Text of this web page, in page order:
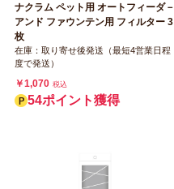
ナクラム ペット用 オートフィーダ－
アンド ファウンテン用 フィルター 3
枚
在庫：取り寄せ後発送（最短4営業日程
度で発送）
￥1,070 税込
54ポイント獲得